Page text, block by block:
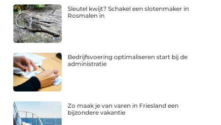
Sleutel kwijt? Schakel een slotenmaker in
Rosmalen in
Bedrijfsvoering optimaliseren start bij de
administratie
Zo maak je van varen in Friesland een
bijzondere vakantie